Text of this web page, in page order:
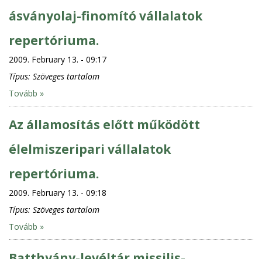
ásványolaj-finomító vállalatok
repertóriuma.
2009. February 13. - 09:17
Típus: Szöveges tartalom
Tovább »
Az államosítás előtt működött
élelmiszeripari vállalatok
repertóriuma.
2009. February 13. - 09:18
Típus: Szöveges tartalom
Tovább »